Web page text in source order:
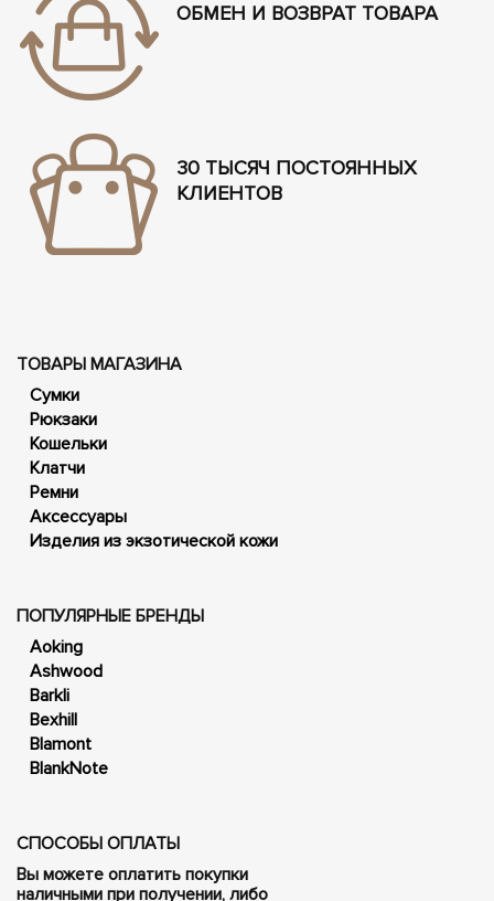
ОБМЕН И ВОЗВРАТ ТОВАРА
30 ТЫСЯЧ ПОСТОЯННЫХ
КЛИЕНТОВ
ТОВАРЫ МАГАЗИНА
Сумки
Рюкзаки
Кошельки
Клатчи
Ремни
Аксессуары
Изделия из экзотической кожи
ПОПУЛЯРНЫЕ БРЕНДЫ
Aoking
Ashwood
Barkli
Bexhill
Blamont
BlankNote
СПОСОБЫ ОПЛАТЫ
Вы можете оплатить покупки
наличными при получении, либо